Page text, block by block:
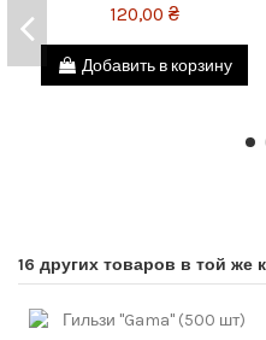
120,00 ₴
Добавить в корзину
16 других товаров в той же